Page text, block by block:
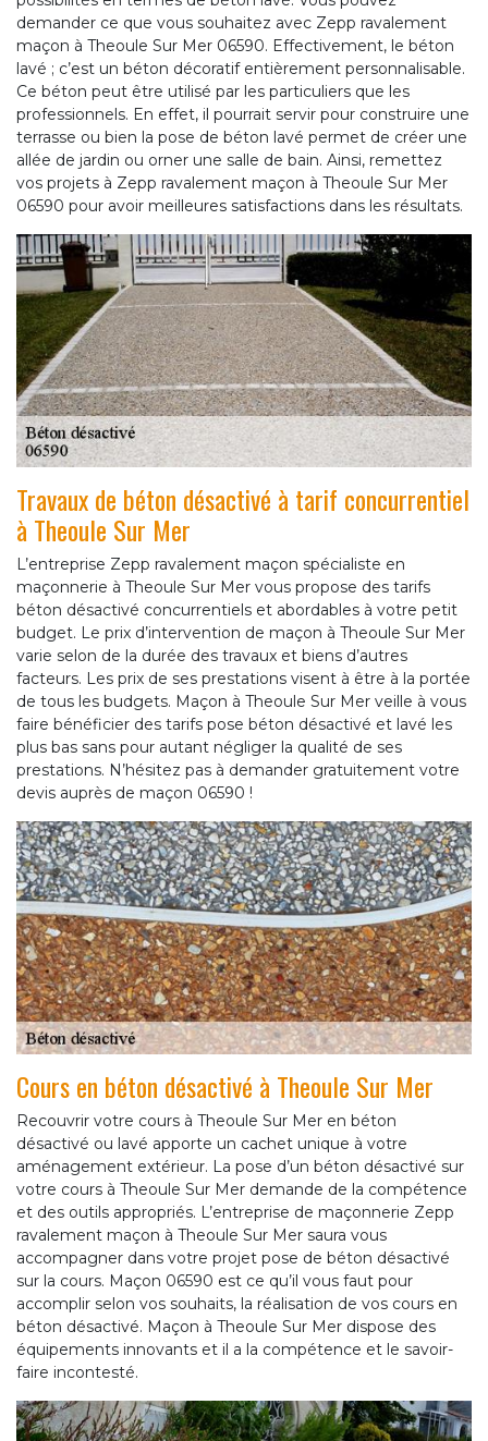
demander ce que vous souhaitez avec Zepp ravalement
maçon à Theoule Sur Mer 06590. Effectivement, le béton
lavé ; c’est un béton décoratif entièrement personnalisable.
Ce béton peut être utilisé par les particuliers que les
professionnels. En effet, il pourrait servir pour construire une
terrasse ou bien la pose de béton lavé permet de créer une
allée de jardin ou orner une salle de bain. Ainsi, remettez
vos projets à Zepp ravalement maçon à Theoule Sur Mer
06590 pour avoir meilleures satisfactions dans les résultats.
Travaux de béton désactivé à tarif concurrentiel
à Theoule Sur Mer
L’entreprise Zepp ravalement maçon spécialiste en
maçonnerie à Theoule Sur Mer vous propose des tarifs
béton désactivé concurrentiels et abordables à votre petit
budget. Le prix d’intervention de maçon à Theoule Sur Mer
varie selon de la durée des travaux et biens d’autres
facteurs. Les prix de ses prestations visent à être à la portée
de tous les budgets. Maçon à Theoule Sur Mer veille à vous
faire bénéficier des tarifs pose béton désactivé et lavé les
plus bas sans pour autant négliger la qualité de ses
prestations. N’hésitez pas à demander gratuitement votre
devis auprès de maçon 06590 !
Cours en béton désactivé à Theoule Sur Mer
Recouvrir votre cours à Theoule Sur Mer en béton
désactivé ou lavé apporte un cachet unique à votre
aménagement extérieur. La pose d’un béton désactivé sur
votre cours à Theoule Sur Mer demande de la compétence
et des outils appropriés. L’entreprise de maçonnerie Zepp
ravalement maçon à Theoule Sur Mer saura vous
accompagner dans votre projet pose de béton désactivé
sur la cours. Maçon 06590 est ce qu’il vous faut pour
accomplir selon vos souhaits, la réalisation de vos cours en
béton désactivé. Maçon à Theoule Sur Mer dispose des
équipements innovants et il a la compétence et le savoir-
faire incontesté.